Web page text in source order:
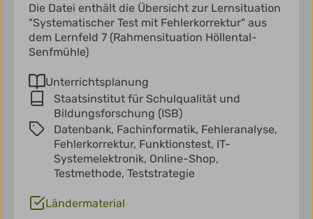
Die Datei enthält die Übersicht zur Lernsituation
"Systematischer Test mit Fehlerkorrektur" aus
dem Lernfeld 7 (Rahmensituation Höllental-
Senfmühle)
Unterrichtsplanung
Staatsinstitut für Schulqualität und
Bildungsforschung (ISB)
Datenbank, Fachinformatik, Fehleranalyse,
Fehlerkorrektur, Funktionstest, IT-
Systemelektronik, Online-Shop,
Testmethode, Teststrategie
Ländermaterial